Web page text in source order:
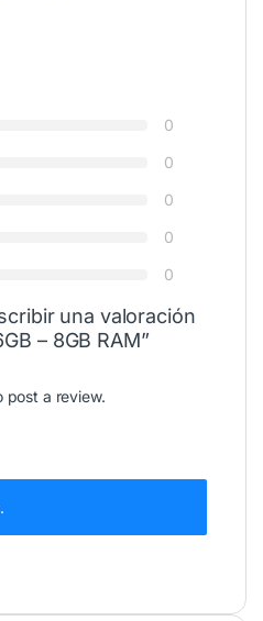
0
0
0
0
0
una valoración
– 8GB RAM”
post a review.